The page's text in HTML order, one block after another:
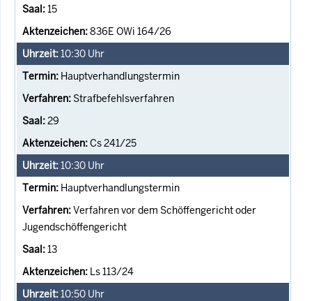
15
836E OWi 164/26
10:30 Uhr
Hauptverhandlungstermin
Strafbefehlsverfahren
29
Cs 241/25
10:30 Uhr
Hauptverhandlungstermin
Verfahren vor dem Schöffengericht oder
Jugendschöffengericht
13
Ls 113/24
10:50 Uhr